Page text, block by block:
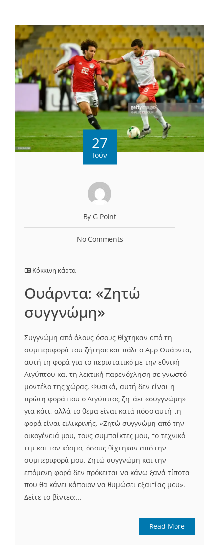
27
Ιούν
By G Point
No Comments
Κόκκινη κάρτα
Ουάρντα: «Ζητώ
συγγνώμη»
Συγγνώμη από όλους όσους θίχτηκαν από τη
συμπεριφορά του ζήτησε και πάλι ο Αμρ Ουάρντα,
αυτή τη φορά για το περιστατικό με την εθνική
Αιγύπτου και τη λεκτική παρενόχληση σε γνωστό
μοντέλο της χώρας. Φυσικά, αυτή δεν είναι η
πρώτη φορά που ο Αιγύπτιος ζητάει «συγγνώμη»
για κάτι, αλλά το θέμα είναι κατά πόσο αυτή τη
φορά είναι ειλικρινής. «Ζητώ συγγνώμη από την
οικογένειά μου, τους συμπαίκτες μου, το τεχνικό
τιμ και τον κόσμο, όσους θίχτηκαν από την
συμπεριφορά μου. Ζητώ συγγνώμη και την
επόμενη φορά δεν πρόκειται να κάνω ξανά τίποτα
που θα κάνει κάποιον να θυμώσει εξαιτίας μου».
Δείτε το βίντεο:...
Read More